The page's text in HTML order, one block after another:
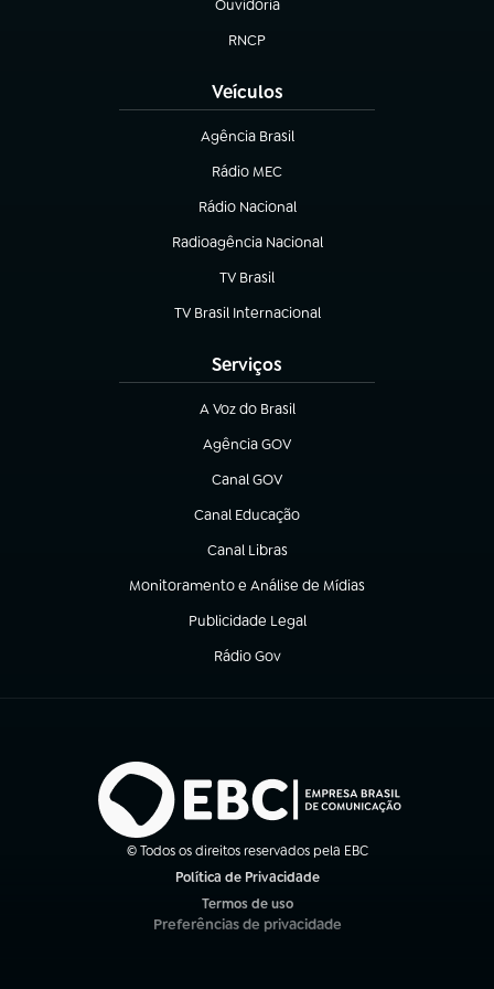
Ouvidoria
(abre em nova aba)
RNCP
(abre em nova aba)
Veículos
Agência Brasil
(abre em nova aba)
Rádio MEC
(abre em nova aba)
Rádio Nacional
Radioagência Nacional
(abre em nova aba)
TV Brasil
(abre em nova aba)
TV Brasil Internacional
(abre em nova aba)
Serviços
A Voz do Brasil
(abre em nova aba)
Agência GOV
(abre em nova aba)
Canal GOV
(abre em nova aba)
Canal Educação
(abre em nova aba)
Canal Libras
(abre em nova aba)
Monitoramento e Análise de Mídias
(abre em nova aba)
Publicidade Legal
(abre em nova aba)
Rádio Gov
(abre em nova aba)
© Todos os direitos reservados pela EBC
Política de Privacidade
Termos de uso
(abre em nova aba)
Preferências de privacidade